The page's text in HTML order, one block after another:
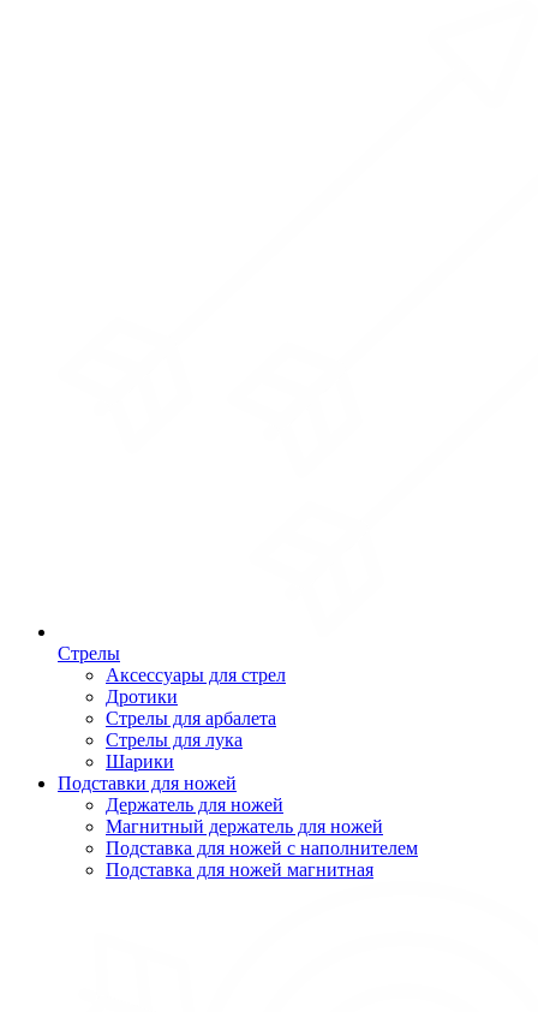
Стрелы
Аксессуары для стрел
Дротики
Стрелы для арбалета
Стрелы для лука
Шарики
Подставки для ножей
Держатель для ножей
Магнитный держатель для ножей
Подставка для ножей с наполнителем
Подставка для ножей магнитная